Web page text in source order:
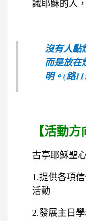
識耶穌的人
沒有人點
而是放在
明。(路
【活動方
古亭耶穌聖
1.提供各項
活動
2.發展主日